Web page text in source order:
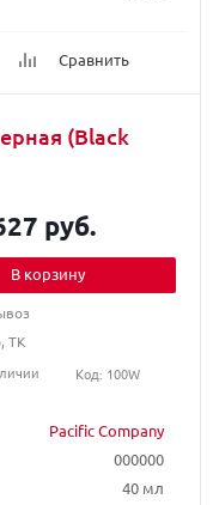
Сравнить
(Black
Pacific Company
000000
40 мл
руб.
В корзину
ТК
Код: 100W